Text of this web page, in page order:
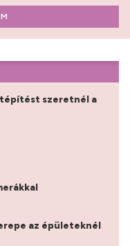
szeretnél a
az épületeknél